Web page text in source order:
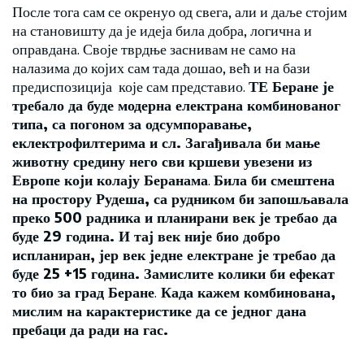
После тога сам се окренуо од свега, али и даље стојим
на становишту да је идеја била добра, логична и
оправдана. Своје тврдње заснивам не само на
налазима до којих сам тада дошао, већ и на бази
предиспозиција које сам представио. ТЕ Беране је
требало да буде модерна електрана комбинованог
типа, са погоном за одсумпоравање,
еклектрофилтерима и сл. Загађивала би мање
животну средину него сви кршеви увезени из
Европе који колају Беранама. Била би смештена
на простору Рудеша, са рудником би запошљавала
преко 500 радника и планирани век је требао да
буде 29 година. И тај век није био добро
испланиран, јер век једне електране је требао да
буде 25 +15 година. Замислите колики би ефекат
то био за град Беране. Када кажем комбинована,
мислим на карактеристике да се једног дана
пребаци да ради на гас.